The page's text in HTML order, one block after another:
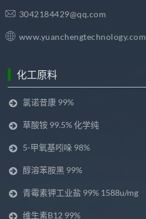
3042184429@qq.com
www.yuanchengtechnology.com
化工原料
氯诺昔康 99%
草酸铵 99.5% 化学纯
5-甲氧基吲哚 98%
醇溶苯胺黑 99%
青霉素钾工业盐 99% 1588u/mg
维生素B12 99%